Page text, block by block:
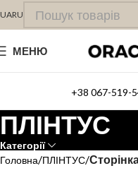
UARU
МЕНЮ
+38 067-519-
ПЛІНТУС
Категорії
Головна ПЛІНТУС